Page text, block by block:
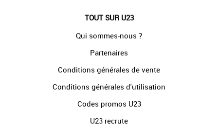
TOUT SUR U23
Qui sommes-nous ?
Partenaires
Conditions générales de vente
Conditions générales d'utilisation
Codes promos U23
U23 recrute